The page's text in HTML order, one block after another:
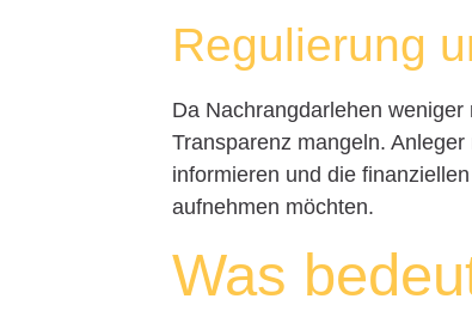
Regulierung
Da Nachrangdarlehen
Transparenz mangeln.
informieren und die
aufnehmen möchten.
Was